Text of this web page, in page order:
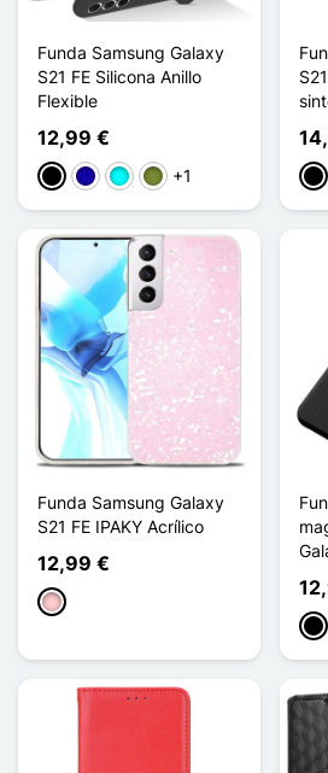
Funda Samsung Galaxy
S21 FE Silicona Anillo
Flexible
12,99 €
NegroAzul oscuro
CianCaqui
+1
Funda Samsung Galaxy
S21 FE IPAKY Acrílico
12,99 €
Rosa